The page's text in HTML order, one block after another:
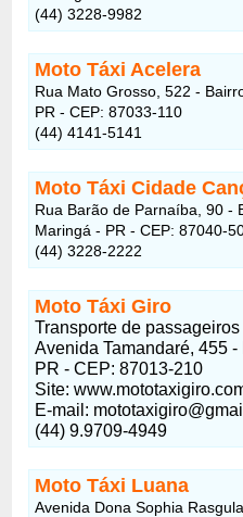
(44) 3228-9982
Moto Táxi Acelera
Rua Mato Grosso, 522 -
PR - CEP: 87033-110
(44) 4141-5141
Moto Táxi Cidade
Rua Barão de Parnaíba, 90 -
Maringá - PR - CEP: 87040-
(44) 3228-2222
Moto Táxi Giro
Transporte de
Avenida Tamandaré, 455
PR - CEP: 87013-210
Site:
E-mail:
(44) 9.9709-4949
Moto Táxi Luana
Avenida Dona Sophia